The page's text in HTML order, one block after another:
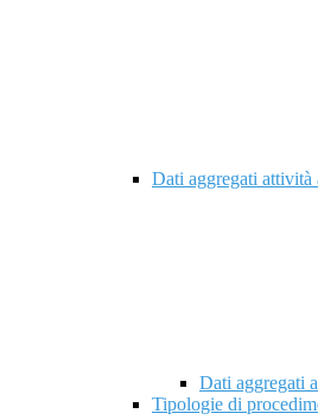
Dati aggregati attività
Dati aggregati
Tipologie di